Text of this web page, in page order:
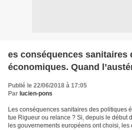
es conséquences sanitaires
économiques. Quand
Publié le 22/06/2018 à 17:05
Par lucien-pons
Les conséquences sanitaires des politiques
tue Rigueur ou relance ? Si, depuis le début
les gouvernements européens ont choisi,